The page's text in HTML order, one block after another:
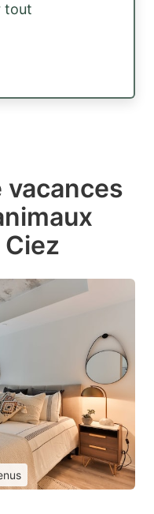
tout
vacances